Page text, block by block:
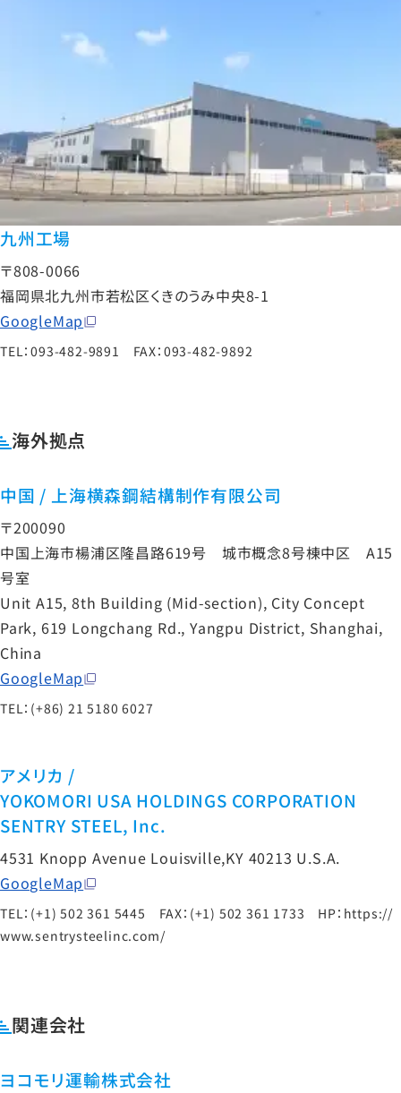
九州工場
〒808-0066
福岡県北九州市若松区くきのうみ中央8-1
GoogleMap
TEL：093-482-9891 FAX：093-482-9892
海外拠点
中国 / 上海横森鋼結構制作有限公司
〒200090
中国上海市楊浦区隆昌路619号 城市概念8号棟中区 A15
号室
Unit A15, 8th Building (Mid-section), City Concept
Park, 619 Longchang Rd., Yangpu District, Shanghai,
China
GoogleMap
TEL：(+86) 21 5180 6027
アメリカ /
YOKOMORI USA HOLDINGS CORPORATION
SENTRY STEEL, Inc.
4531 Knopp Avenue Louisville,KY 40213 U.S.A.
GoogleMap
TEL：(+1) 502 361 5445 FAX：(+1) 502 361 1733 HP： https://
www.sentrysteelinc.com/
関連会社
ヨコモリ運輸株式会社